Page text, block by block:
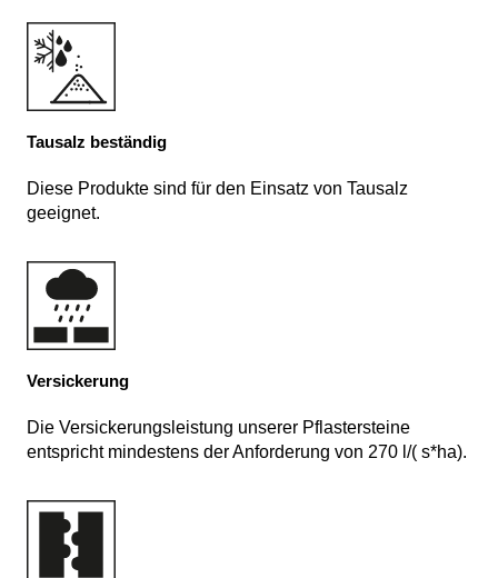
Tausalz beständig
Diese Produkte sind für den Einsatz von Tausalz
geeignet.
Versickerung
Die Versickerungsleistung unserer Pflastersteine
entspricht mindestens der Anforderung von 270 l/( s*ha).